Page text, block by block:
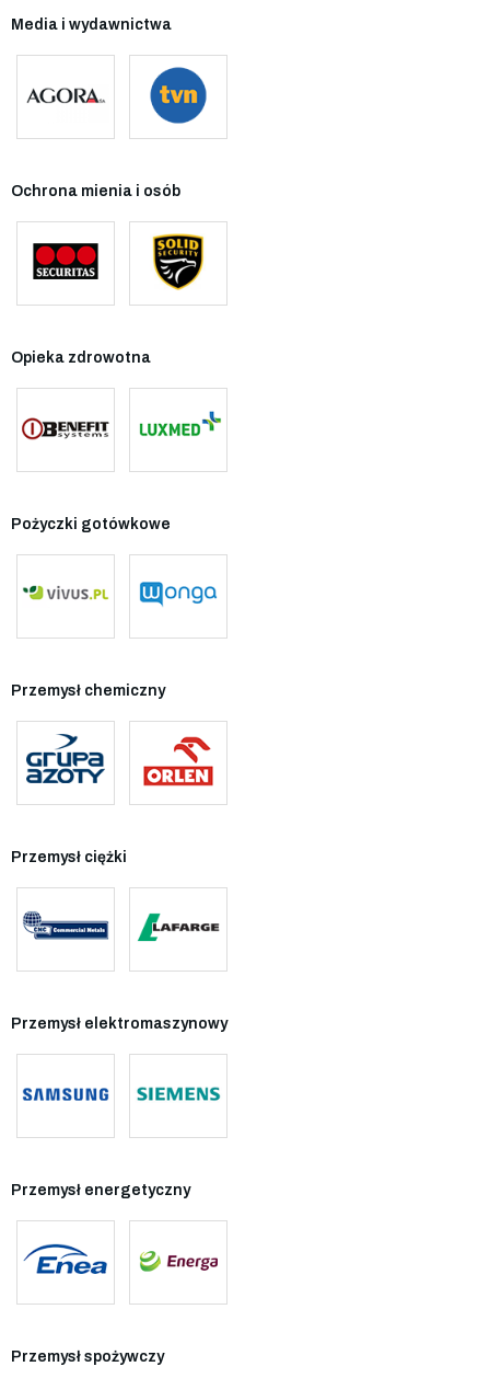
Media i wydawnictwa
Ochrona mienia i osób
Opieka zdrowotna
Pożyczki gotówkowe
Przemysł chemiczny
Przemysł ciężki
Przemysł elektromaszynowy
Przemysł energetyczny
Przemysł spożywczy